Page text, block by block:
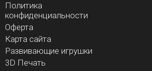
Политика
конфиденциальности
Оферта
Карта сайта
Развивающие игрушки
3D Печать